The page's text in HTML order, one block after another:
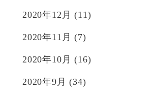
2020年12月 (11)
2020年11月 (7)
2020年10月 (16)
2020年9月 (34)